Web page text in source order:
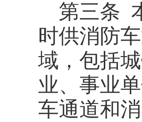
第三条
时供消防
域，包括
业、事业
车通道和